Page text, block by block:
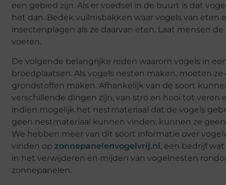
een gebied zijn. Als er voedsel in de buurt is dat
het dan. Bedek vuilnisbakken waar vogels van eten
insectenplagen als ze daarvan eten. Laat mensen
voeren.
De volgende belangrijke reden waarom vogels in
broedplaatsen. Als vogels nesten maken, moeten ze
grondstoffen maken. Afhankelijk van de soort
verschillende dingen zijn, van stro en hooi tot veren
indien mogelijk het nestmateriaal dat de vogels
geen nestmateriaal kunnen vinden, kunnen ze
We hebben meer van dit soort informatie over
vinden op zonnepanelenvogelvrij.nl, een bedrijf
in het verwijderen en mijden van vogelnesten
zonnepanelen.